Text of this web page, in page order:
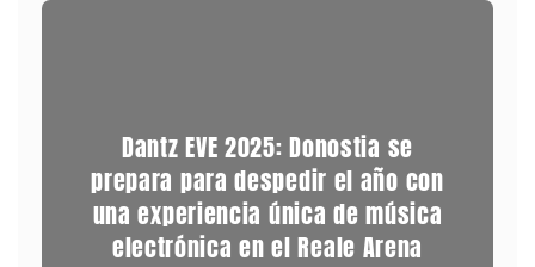
Dantz EVE 2025: Donostia se
prepara para despedir el año con
una experiencia única de música
electrónica en el Reale Arena